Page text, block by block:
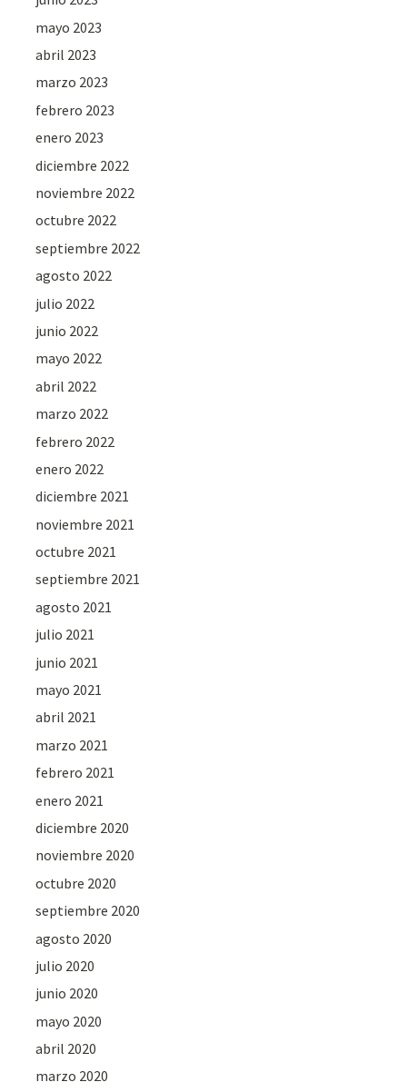
mayo 2023
abril 2023
marzo 2023
febrero 2023
enero 2023
diciembre 2022
noviembre 2022
octubre 2022
septiembre 2022
agosto 2022
julio 2022
junio 2022
mayo 2022
abril 2022
marzo 2022
febrero 2022
enero 2022
diciembre 2021
noviembre 2021
octubre 2021
septiembre 2021
agosto 2021
julio 2021
junio 2021
mayo 2021
abril 2021
marzo 2021
febrero 2021
enero 2021
diciembre 2020
noviembre 2020
octubre 2020
septiembre 2020
agosto 2020
julio 2020
junio 2020
mayo 2020
abril 2020
marzo 2020